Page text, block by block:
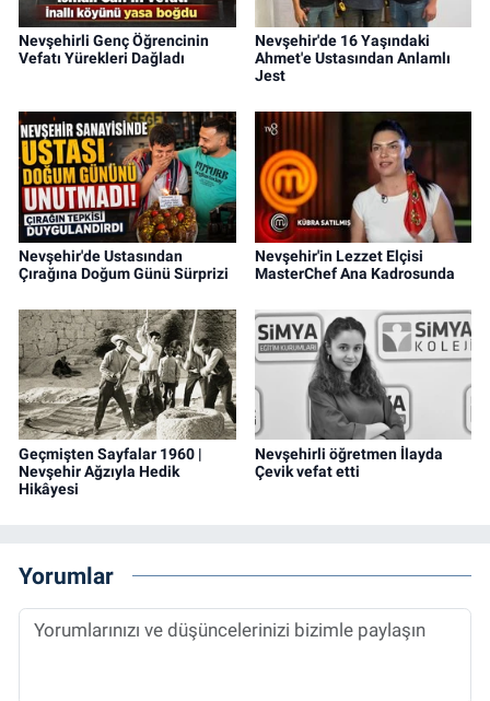
Nevşehirli Genç Öğrencinin
Vefatı Yürekleri Dağladı
Nevşehir'de 16 Yaşındaki
Ahmet'e Ustasından Anlamlı
Jest
Nevşehir'de Ustasından
Çırağına Doğum Günü Sürprizi
Nevşehir'in Lezzet Elçisi
MasterChef Ana Kadrosunda
Geçmişten Sayfalar 1960 |
Nevşehir Ağzıyla Hedik
Hikâyesi
Nevşehirli öğretmen İlayda
Çevik vefat etti
Yorumlar